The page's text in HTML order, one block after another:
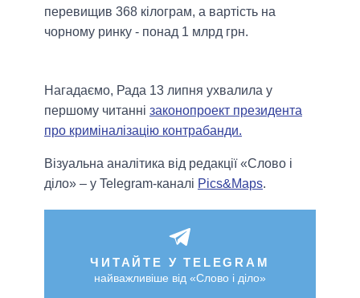
перевищив 368 кілограм, а вартість на
чорному ринку - понад 1 млрд грн.
Нагадаємо, Рада 13 липня ухвалила у
першому читанні законопроект президента
про криміналізацію контрабанди.
Візуальна аналітика від редакції «Слово і
діло» – у Telegram-каналі Pics&Maps.
ЧИТАЙТЕ У TELEGRAM
найважливіше від «Слово і діло»